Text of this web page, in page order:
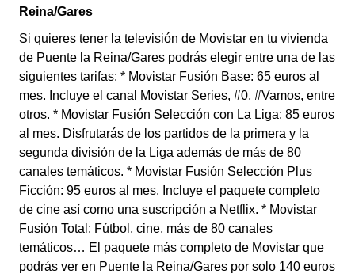
Reina/Gares
Si quieres tener la televisión de Movistar en tu vivienda
de Puente la Reina/Gares podrás elegir entre una de las
siguientes tarifas: * Movistar Fusión Base: 65 euros al
mes. Incluye el canal Movistar Series, #0, #Vamos, entre
otros. * Movistar Fusión Selección con La Liga: 85 euros
al mes. Disfrutarás de los partidos de la primera y la
segunda división de la Liga además de más de 80
canales temáticos. * Movistar Fusión Selección Plus
Ficción: 95 euros al mes. Incluye el paquete completo
de cine así como una suscripción a Netflix. * Movistar
Fusión Total: Fútbol, cine, más de 80 canales
temáticos… El paquete más completo de Movistar que
podrás ver en Puente la Reina/Gares por solo 140 euros